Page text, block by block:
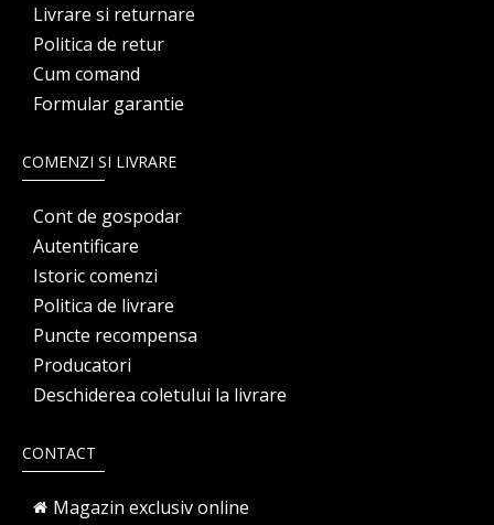
Livrare si returnare
Politica de retur
Cum comand
Formular garantie
COMENZI SI LIVRARE
Cont de gospodar
Autentificare
Istoric comenzi
Politica de livrare
Puncte recompensa
Producatori
Deschiderea coletului la livrare
CONTACT
Magazin exclusiv online